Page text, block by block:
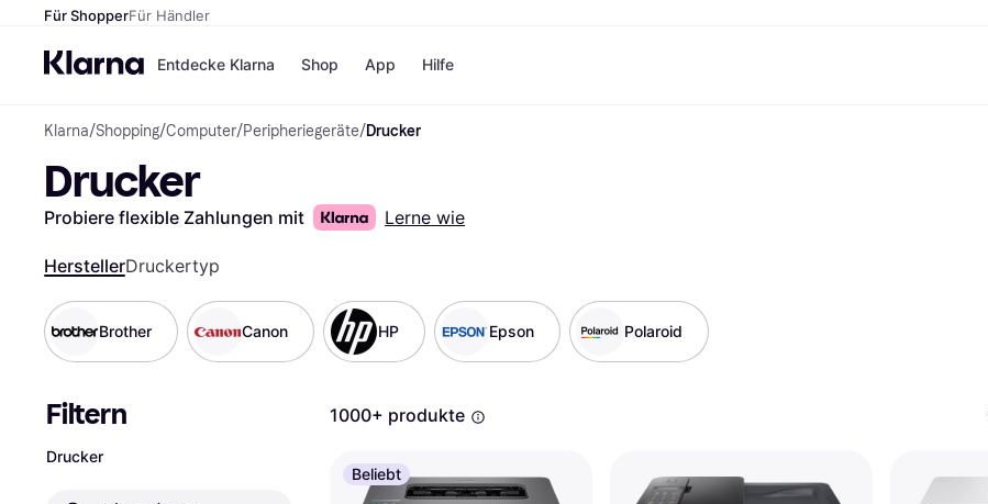
Für ShopperFür Händler
Entdecke Klarna
Zahlungsmethoden
Bezahle in 3
Teilzahlungen
Shop
Temu
Kaufland.at
Alle Shops
Computer
Renovierung & Bau
App Hilfe
Klarna/Shopping/Computer/Peripheriegeräte/Drucker
Drucker
Probiere flexible Zahlungen mit Lerne wie
HerstellerDruckertyp
Brother Canon HP Epson Polaroid
Filtern
Drucker
1000+ produkte
Beliebt